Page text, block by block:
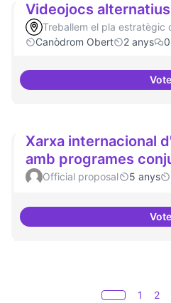
Videojocs alternatius
Treballem el pla estratègic
Canòdrom Obert
2 anys 0
Vote
Xarxa internacional
amb programes
Official proposal 5 anys
Vote
1 2